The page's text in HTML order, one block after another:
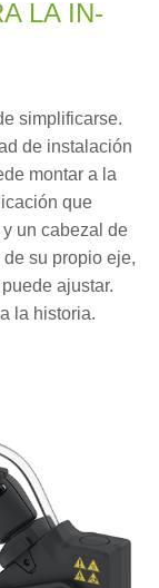
LA IN­
simplificarse.
de instalación
montar a la
que
un cabezal de
su propio eje,
ajustar.
la historia.